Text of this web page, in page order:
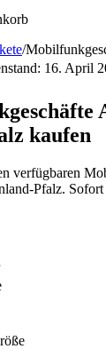
/
16. April
kaufen
verfügbaren
Pfalz.